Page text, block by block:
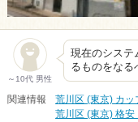
～10代 男性
現在のシステ
るものをな
関連情報 荒川区 (東京) カッ
荒川区 (東京) 格安